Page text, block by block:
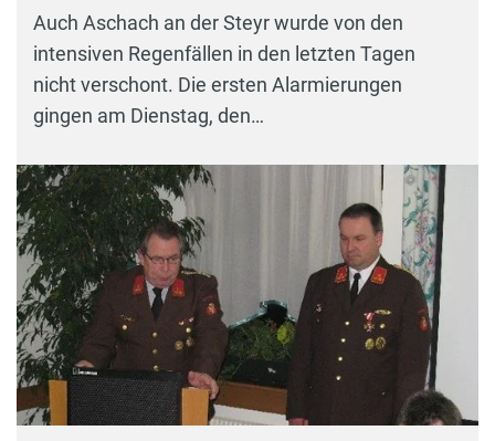
Auch Aschach an der Steyr wurde von den
intensiven Regenfällen in den letzten Tagen
nicht verschont. Die ersten Alarmierungen
gingen am Dienstag, den…